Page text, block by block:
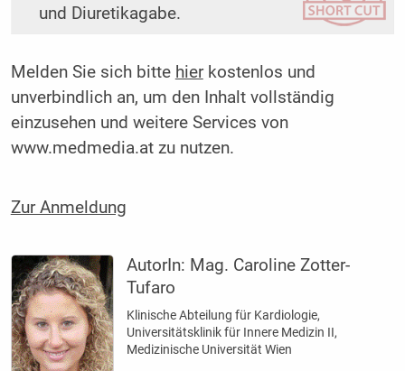
und Diuretikagabe.
Melden Sie sich bitte hierkostenlos und
unverbindlich an, um den Inhalt vollständig
einzusehen und weitere Services von
www.medmedia.at zu nutzen.
Zur Anmeldung
AutorIn: Mag. Caroline Zotter-
Tufaro
Klinische Abteilung für Kardiologie,
Universitätsklinik für Innere Medizin II,
Medizinische Universität Wien